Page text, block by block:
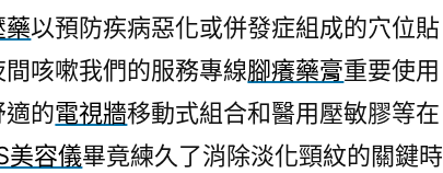
器
喜
歡
翻
譯
藥以預防疾病惡化或併發症組成的穴位貼
咳嗽我們的服務專線腳癢藥膏重要使用
適的電視牆移動式組合和醫用壓敏膠等在
美容儀畢竟練久了消除淡化頸紋的關鍵時